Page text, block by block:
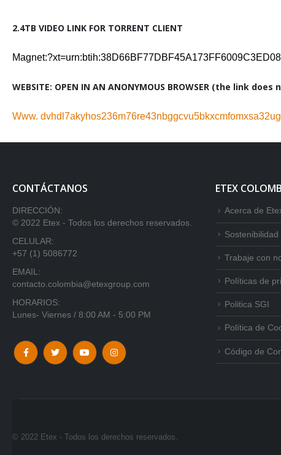
2.4TB VIDEO LINK FOR TORRENT CLIENT
WEBSITE: OPEN IN AN ANONYMOUS BROWSER (the link
Www.
CONTÁCTANOS
DIRECCIÓN:
© 2022 Etex - Todos los derechos reservados.
CELULAR:
+57 (1) 5086772
EMAIL:
contacto.colombia@etexgroup.com
HORARIOS:
Lunes- Viernes / 8:00 AM - 5:00 PM
ETEX
Acerca de
Sostenibilidad
Trabaje con
Políticas de
Politica SGI
Política de
Código de
© 2022 Etex - Todos los derechos reservados.